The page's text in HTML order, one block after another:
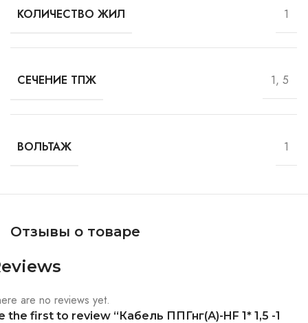
КОЛИЧЕСТВО ЖИЛ 1
СЕЧЕНИЕ ТПЖ 1, 5
ВОЛЬТАЖ 1
Отзывы о товаре
are no reviews yet.
the first to review “Кабель ППГнг(А)-HF 1* 1,5 -1